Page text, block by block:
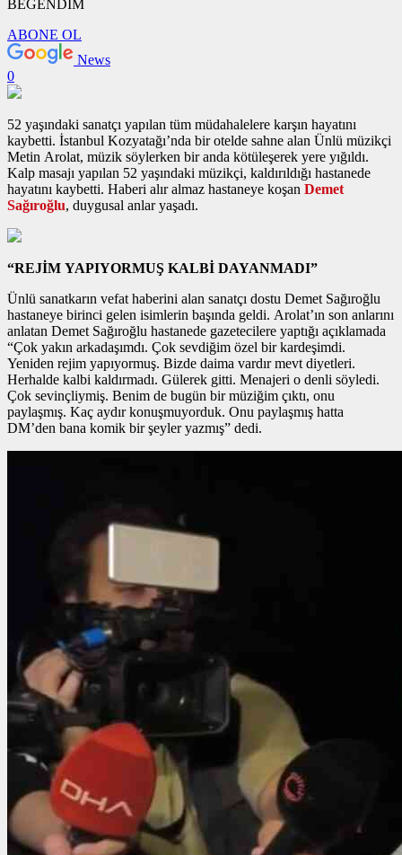
BEĞENDİM
ABONE OL
News
0
52 yaşındaki sanatçı yapılan tüm müdahalelere karşın hayatını
kaybetti. İstanbul Kozyatağı’nda bir otelde sahne alan Ünlü müzikçi
Metin Arolat, müzik söylerken bir anda kötüleşerek yere yığıldı.
Kalp masajı yapılan 52 yaşındaki müzikçi, kaldırıldığı hastanede
hayatını kaybetti. Haberi alır almaz hastaneye koşan Demet
Sağıroğlu, duygusal anlar yaşadı.
“REJİM YAPIYORMUŞ KALBİ DAYANMADI”
Ünlü sanatkarın vefat haberini alan sanatçı dostu Demet Sağıroğlu
hastaneye birinci gelen isimlerin başında geldi. Arolat’ın son anlarını
anlatan Demet Sağıroğlu hastanede gazetecilere yaptığı açıklamada
“Çok yakın arkadaşımdı. Çok sevdiğim özel bir kardeşimdi.
Yeniden rejim yapıyormuş. Bizde daima vardır mevt diyetleri.
Herhalde kalbi kaldırmadı. Gülerek gitti. Menajeri o denli söyledi.
Çok sevinçliymiş. Benim de bugün bir müziğim çıktı, onu
paylaşmış. Kaç aydır konuşmuyorduk. Onu paylaşmış hatta
DM’den bana komik bir şeyler yazmış” dedi.